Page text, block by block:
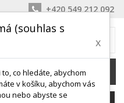
+420 549 212 092
0 Kč
(souhlas s
x
co hledáte, abychom
v košíku, abychom vás
nebo abyste se